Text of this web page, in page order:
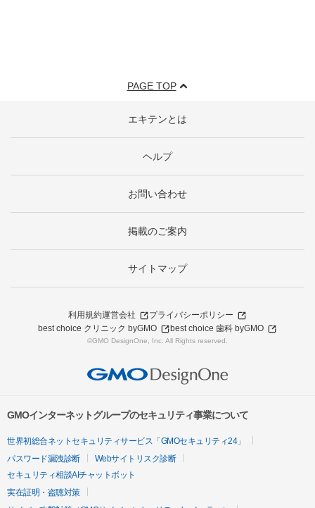
PAGE TOP
エキテンとは
ヘルプ
お問い合わせ
掲載のご案内
サイトマップ
利用規約運営会社
プライバシーポリシー
best choice クリニック byGMO
best choice 歯科 byGMO
©GMO DesignOne, Inc. All Rights reserved.
GMOインターネットグループのセキュリティ事業について
世界初総合ネットセキュリティサービス「GMOセキュリティ24」
パスワード漏洩診断
Webサイトリスク診断
セキュリティ相談AIチャットボット
実在証明・盗聴対策